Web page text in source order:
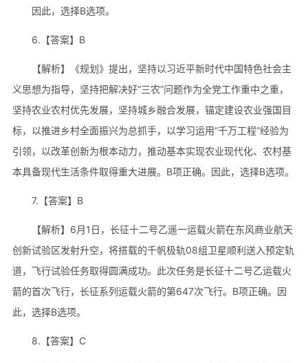
因此，选择B选项。
6.【答案】B
【解析】《规划》提出，坚持以习近平新时代中国特色社会主
义思想为指导，坚持把解决好“三农”问题作为全党工作重中之重，
坚持农业农村优先发展，坚持城乡融合发展，锚定建设农业强国目
标，以推进乡村全面振兴为总抓手，以学习运用“千万工程”经验为
引领，以改革创新为根本动力，推动基本实现农业现代化、农村基
本具备现代生活条件取得重大进展。B项正确。因此，选择B选项。
7.【答案】B
【解析】6月1日，长征十二号乙遥一运载火箭在东风商业航天
创新试验区发射升空，将搭载的千帆极轨08组卫星顺利送入预定轨
道，飞行试验任务取得圆满成功。此次任务是长征十二号乙运载火
箭的首次飞行，长征系列运载火箭的第647次飞行。B项正确。因
此，选择B选项。
8.【答案】C